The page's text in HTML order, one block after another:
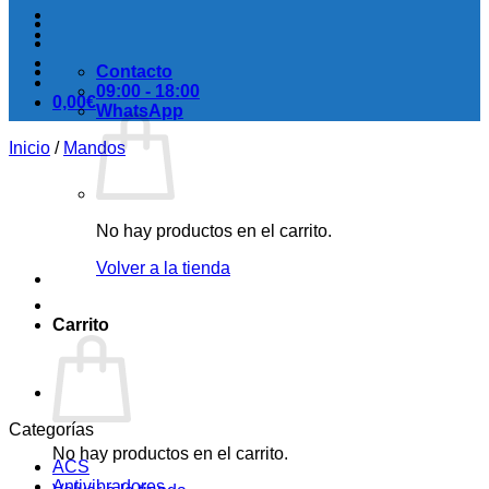
0,00€
No hay productos en el carrito.
Volver a la tienda
Carrito
No hay productos en el carrito.
Contacto
09:00 - 18:00
WhatsApp
Inicio / Mandos
Categorías
ACS